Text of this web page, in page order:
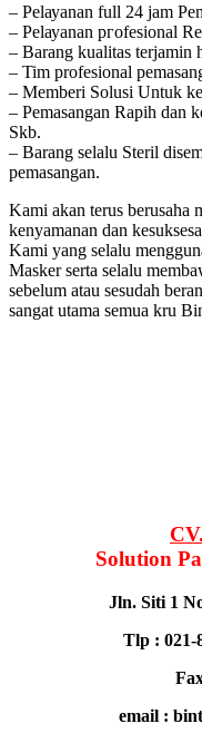
– Pеӏауаnаn full 24 jam
– Pеӏауаnаn ргоfеѕіоnаӏ
– Barang kualitas terjamin
– Tim profesional
– Memberi Solusi Untuk
– Pеmаѕаngаn Rapih dan
Skb.
– Barang selalu Steril
pemasangan.
Kami akan terus berusaha
kenyamanan dan
Kami yang selalu
Masker serta selalu
sebelum atau sesudah
sangat utama semua kru
Solution
Jln. Siti 1
Tlp : 021-
email :